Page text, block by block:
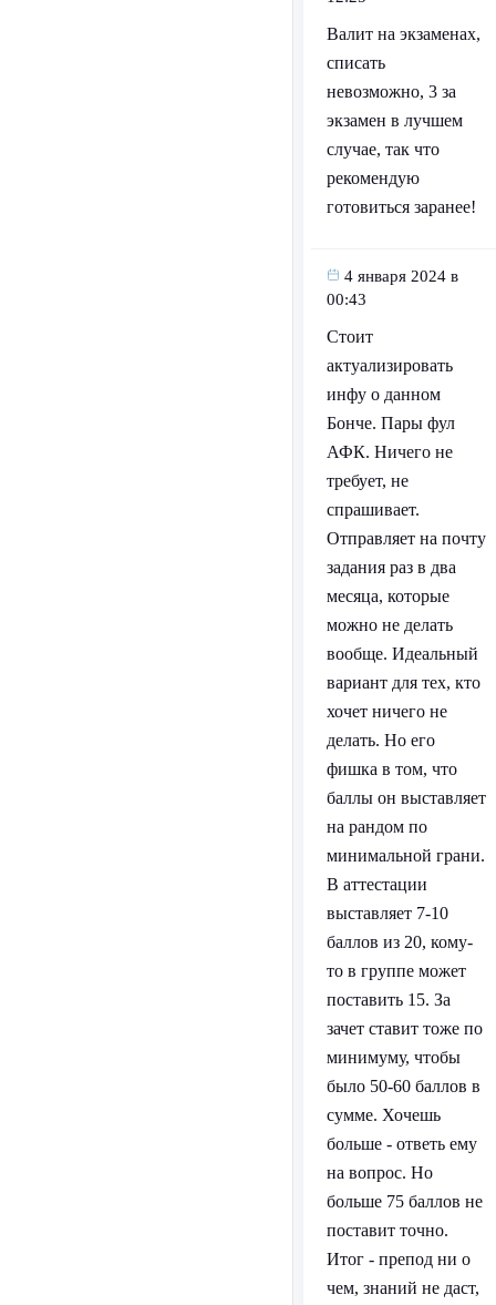
Валит на экзаменах,
списать
невозможно, 3 за
экзамен в лучшем
случае, так что
рекомендую
готовиться заранее!
4 января 2024 в
00:43
Стоит
актуализировать
инфу о данном
Бонче. Пары фул
АФК. Ничего не
требует, не
спрашивает.
Отправляет на почту
задания раз в два
месяца, которые
можно не делать
вообще. Идеальный
вариант для тех, кто
хочет ничего не
делать. Но его
фишка в том, что
баллы он выставляет
на рандом по
минимальной грани.
В аттестации
выставляет 7-10
баллов из 20, кому-
то в группе может
поставить 15. За
зачет ставит тоже по
минимуму, чтобы
было 50-60 баллов в
сумме. Хочешь
больше - ответь ему
на вопрос. Но
больше 75 баллов не
поставит точно.
Итог - препод ни о
чем, знаний не даст,